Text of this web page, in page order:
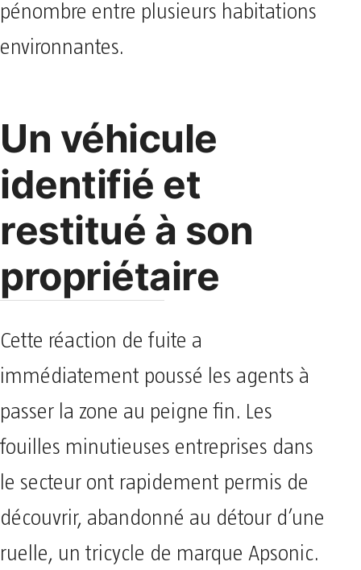
pénombre entre plusieurs habitations
environnantes.
Un véhicule
identifié et
restitué à son
propriétaire
​Cette réaction de fuite a
immédiatement poussé les agents à
passer la zone au peigne fin. Les
fouilles minutieuses entreprises dans
le secteur ont rapidement permis de
découvrir, abandonné au détour d’une
ruelle, un tricycle de marque Apsonic.